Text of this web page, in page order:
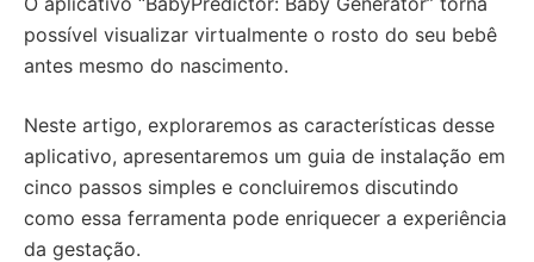
possível visualizar virtualmente o rosto do seu bebê
antes mesmo do nascimento.
Neste artigo, exploraremos as características desse
aplicativo, apresentaremos um guia de instalação em
cinco passos simples e concluiremos discutindo
como essa ferramenta pode enriquecer a experiência
da gestação.